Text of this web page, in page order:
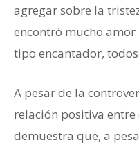
agregar sobre la
encontró mucho
tipo encantador,
A pesar de la
relación positiva
demuestra que, a